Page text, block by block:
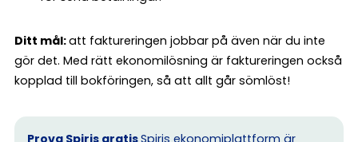
Ditt mål:att faktureringen jobbar på även när du inte
gör det. Med rätt ekonomilösning är faktureringen också
kopplad till bokföringen, så att allt går sömlöst!
Prova Spiris gratisSpiris ekonomiplattform är